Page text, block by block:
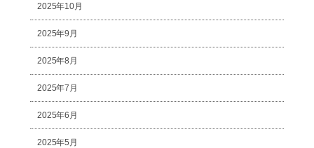
2025年10月
2025年9月
2025年8月
2025年7月
2025年6月
2025年5月